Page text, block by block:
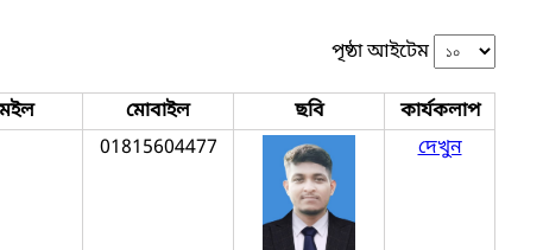
পৃষ্ঠা আইটেম
মোবাইল ছবি
কার্যকলাপ
01815604477 দেখুন